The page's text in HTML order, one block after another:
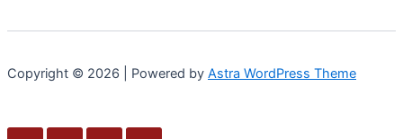
Copyright © 2026 | Powered by Astra WordPress Theme